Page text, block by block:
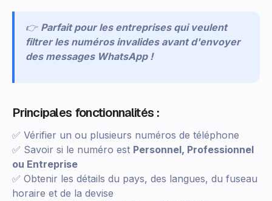
👉 Parfait pour les entreprises qui veulent
filtrer les numéros invalides avant d'envoyer
des messages WhatsApp !
Principales fonctionnalités :
✅ Vérifier un ou plusieurs numéros de téléphone
✅ Savoir si le numéro est Personnel, Professionnel
ou Entreprise
✅ Obtenir les détails du pays, des langues, du fuseau
horaire et de la devise